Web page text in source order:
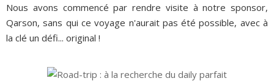
Nous avons commencé par rendre visite à notre sponsor,
Qarson, sans qui ce voyage n'aurait pas été possible, avec à
la clé un défi... original !